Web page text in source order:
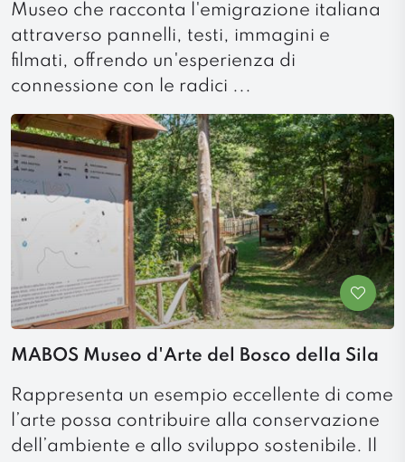
Museo che racconta l'emigrazione italiana
attraverso pannelli, testi, immagini e
filmati, offrendo un'esperienza di
connessione con le radici ...
MABOS Museo d'Arte del Bosco della Sila
Rappresenta un esempio eccellente di come
l’arte possa contribuire alla conservazione
dell’ambiente e allo sviluppo sostenibile. Il